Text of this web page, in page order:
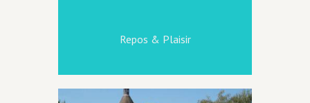
Repos & Plaisir